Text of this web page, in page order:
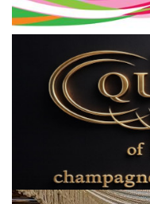
All News
Local Elections 2023
Γλώσσα